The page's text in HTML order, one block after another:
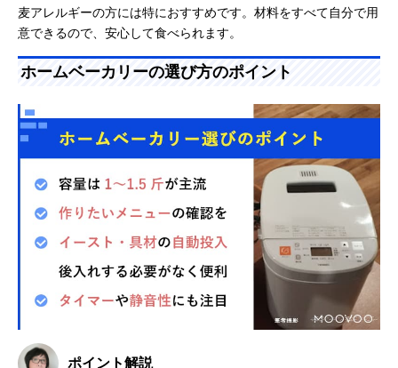
麦アレルギーの方には特におすすめです。材料をすべて自分で用
意できるので、安心して食べられます。
ホームベーカリーの選び方のポイント
ポイント解説